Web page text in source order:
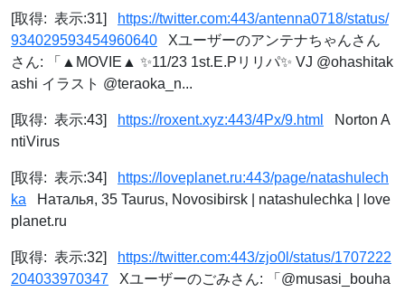
[取得: 表示:31]
https://twitter.com:443/antenna0718/status/
934029593454960640 Xユーザーのアンテナちゃんさん
さん: 「▲MOVIE▲ ✨11/23 1st.E.Pリリパ✨ VJ @ohashitak
ashi イラスト @teraoka_n...
[取得: 表示:43] https://roxent.xyz:443/4Px/9.html
Norton A
ntiVirus
[取得: 表示:34]
https://loveplanet.ru:443/page/natashulech
ka Наталья, 35 Taurus, Novosibirsk | natashulechka | love
planet.ru
[取得: 表示:32]
https://twitter.com:443/zjo0l/status/1707222
204033970347 Xユーザーのごみさん: 「@musasi_bouha